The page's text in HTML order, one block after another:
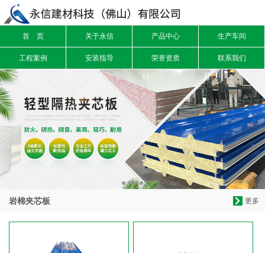
首 页 关于永信 产品中心 生产车间
工程案例 安装指导 荣誉资质 联系我们
更多
岩棉夹芯板
信息搜索
搜索